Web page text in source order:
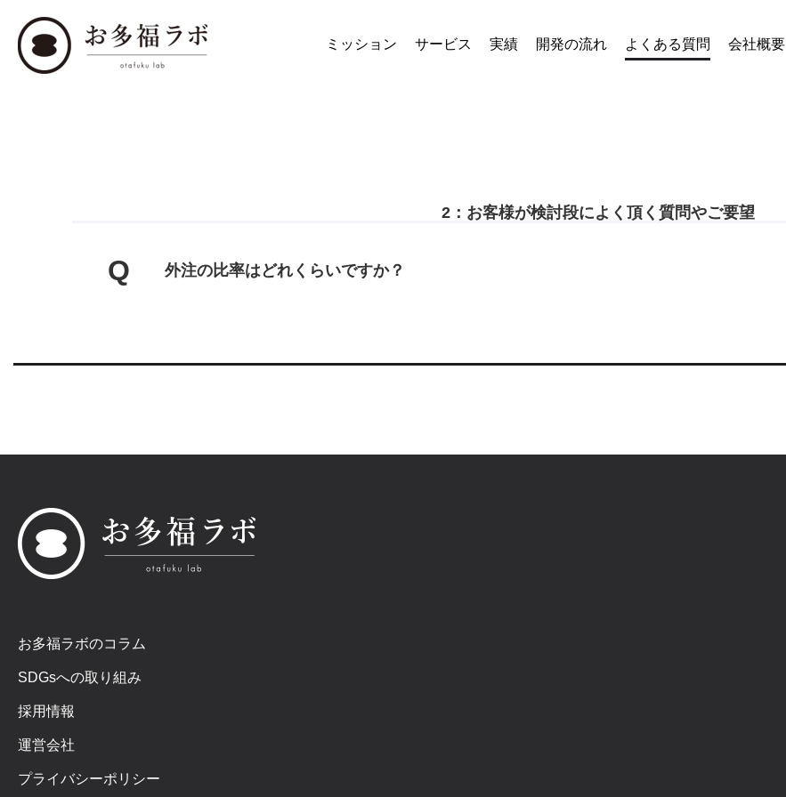
ミッション サービス 実績 開発の流れ よくある質問 会社概要
2：お客様が検討段によく頂く質問やご要望
Q 外注の比率はどれくらいですか？
お多福ラボのコラム
SDGsへの取り組み
採用情報
運営会社
プライバシーポリシー